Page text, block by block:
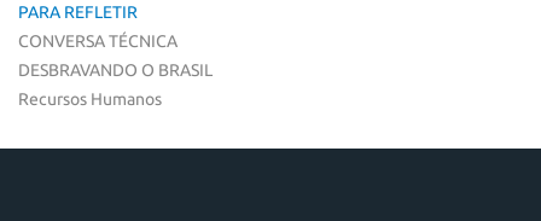
PARA REFLETIR
CONVERSA TÉCNICA
DESBRAVANDO O BRASIL
Recursos Humanos